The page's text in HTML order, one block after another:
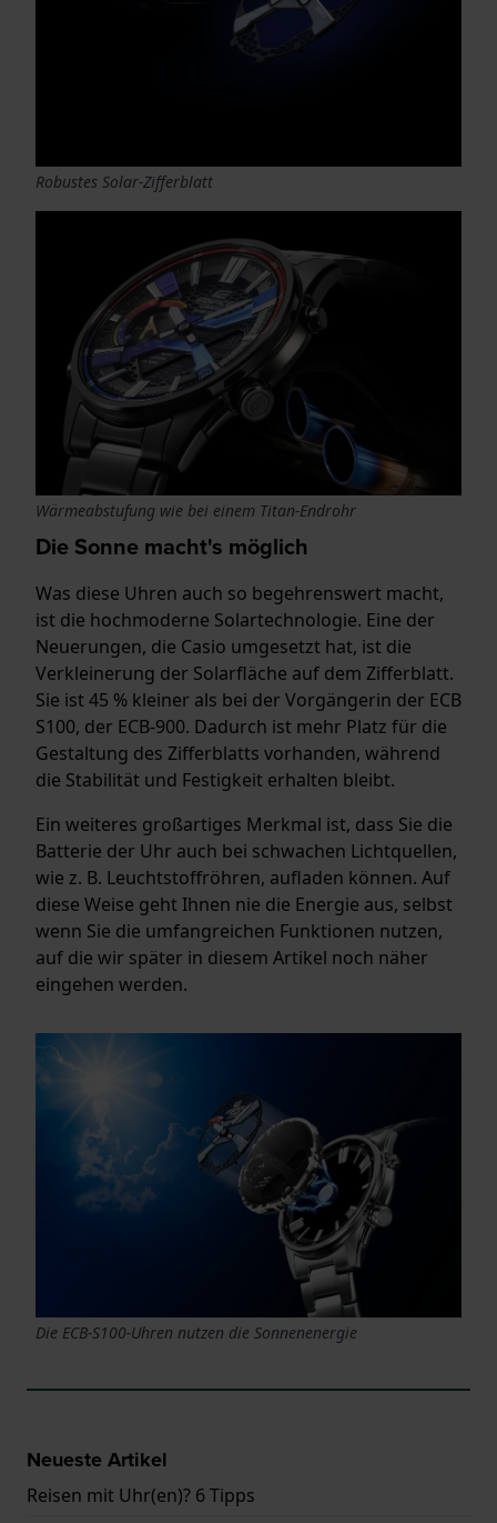
Robustes Solar-Zifferblatt
Wärmeabstufung wie bei einem Titan-Endrohr
Die Sonne macht's möglich
Was diese Uhren auch so begehrenswert macht,
ist die hochmoderne Solartechnologie. Eine der
Neuerungen, die Casio umgesetzt hat, ist die
Verkleinerung der Solarfläche auf dem Zifferblatt.
Sie ist 45 % kleiner als bei der Vorgängerin der ECB
S100, der ECB-900. Dadurch ist mehr Platz für die
Gestaltung des Zifferblatts vorhanden, während
die Stabilität und Festigkeit erhalten bleibt.
Ein weiteres großartiges Merkmal ist, dass Sie die
Batterie der Uhr auch bei schwachen Lichtquellen,
wie z. B. Leuchtstoffröhren, aufladen können. Auf
diese Weise geht Ihnen nie die Energie aus, selbst
wenn Sie die umfangreichen Funktionen nutzen,
auf die wir später in diesem Artikel noch näher
eingehen werden.
Die ECB-S100-Uhren nutzen die Sonnenenergie
Neueste Artikel
Reisen mit Uhr(en)? 6 Tipps